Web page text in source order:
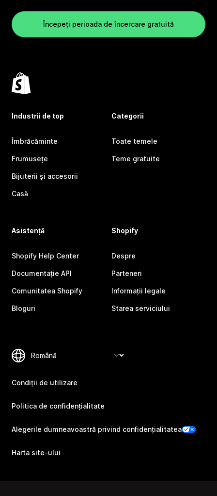
Începeți perioada de încercare gratuită
Industrii de top
Îmbrăcăminte
Frumusețe
Bijuterii și accesorii
Casă
Categorii
Toate temele
Teme gratuite
Asistență
Shopify Help Center
Documentație API
Comunitatea Shopify
Bloguri
Shopify
Despre
Parteneri
Informații legale
Starea serviciului
Condiții de utilizare
Politica de confidențialitate
Alegerile dumneavoastră privind confidențialitatea
Harta site-ului